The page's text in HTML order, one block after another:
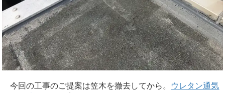
今回の工事のご提案は笠木を撤去してから。 ウレタン通気